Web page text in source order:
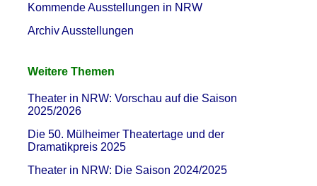
Kommende Ausstellungen in NRW
Archiv Ausstellungen
Weitere Themen
Theater in NRW: Vorschau auf die Saison
2025/2026
Die 50. Mülheimer Theatertage und der
Dramatikpreis 2025
Theater in NRW: Die Saison 2024/2025